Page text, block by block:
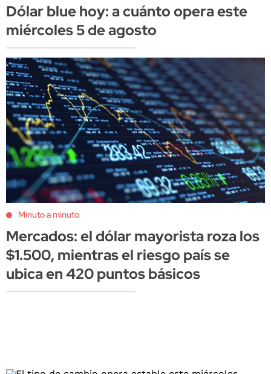
Dólar blue hoy: a cuánto opera este
miércoles 5 de agosto
Minuto a minuto
Mercados: el dólar mayorista roza los
$1.500, mientras el riesgo país se
ubica en 420 puntos básicos